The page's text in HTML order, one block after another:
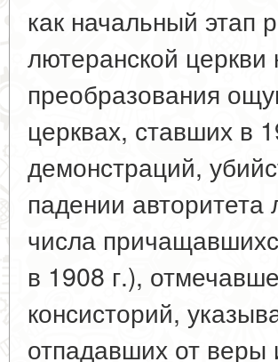
как начальный этап
лютеранской церкви
преобразования
церквах, ставших в
демонстраций,
падении
числа
в 1908 г.),
консисторий,
отпадавших от